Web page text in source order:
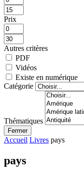
Prix
Autres critères
PDF
Vidéos
Existe en numérique
Catégorie
Thématiques
Fermer
Accueil Livres pays
pays